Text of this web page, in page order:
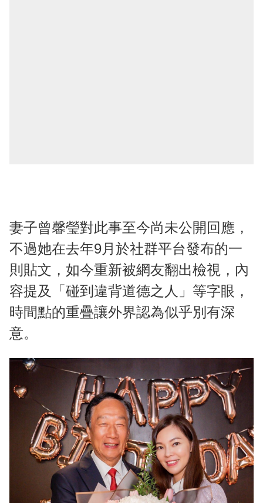
妻子曾馨瑩對此事至今尚未公開回應，
不過她在去年9月於社群平台發布的一
則貼文，如今重新被網友翻出檢視，內
容提及「碰到違背道德之人」等字眼，
時間點的重疊讓外界認為似乎別有深
意。